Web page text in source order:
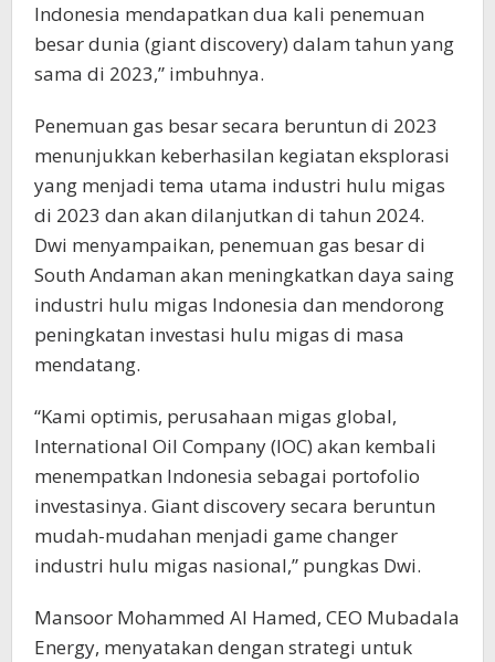
Indonesia mendapatkan dua kali penemuan
besar dunia (giant discovery) dalam tahun yang
sama di 2023,” imbuhnya.
Penemuan gas besar secara beruntun di 2023
menunjukkan keberhasilan kegiatan eksplorasi
yang menjadi tema utama industri hulu migas
di 2023 dan akan dilanjutkan di tahun 2024.
Dwi menyampaikan, penemuan gas besar di
South Andaman akan meningkatkan daya saing
industri hulu migas Indonesia dan mendorong
peningkatan investasi hulu migas di masa
mendatang.
“Kami optimis, perusahaan migas global,
International Oil Company (IOC) akan kembali
menempatkan Indonesia sebagai portofolio
investasinya. Giant discovery secara beruntun
mudah-mudahan menjadi game changer
industri hulu migas nasional,” pungkas Dwi.
Mansoor Mohammed Al Hamed, CEO Mubadala
Energy, menyatakan dengan strategi untuk